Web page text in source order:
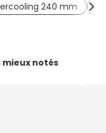
240 mm
mieux notés